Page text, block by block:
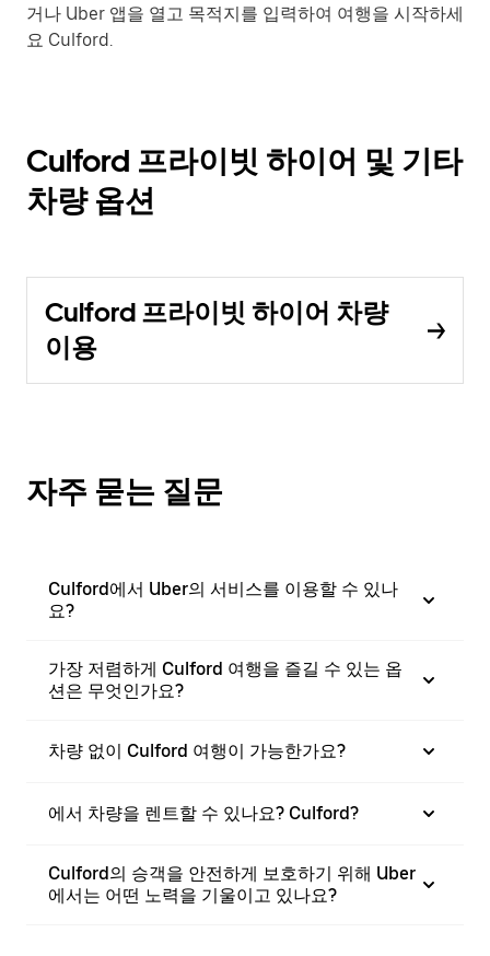
거나 Uber 앱을 열고 목적지를 입력하여 여행을 시작하세
요 Culford.
Culford 프라이빗 하이어 및 기타
차량 옵션
Culford 프라이빗 하이어 차량
이용
자주 묻는 질문
Culford에서 Uber의 서비스를 이용할 수 있나
요?
가장 저렴하게 Culford 여행을 즐길 수 있는 옵
션은 무엇인가요?
차량 없이 Culford 여행이 가능한가요?
에서 차량을 렌트할 수 있나요? Culford?
Culford의 승객을 안전하게 보호하기 위해 Uber
에서는 어떤 노력을 기울이고 있나요?